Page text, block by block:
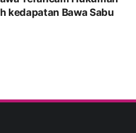
kedapatan Bawa Sabu